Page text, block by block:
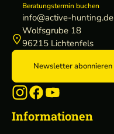
Beratungstermin buchen
info@active-hunting.de
Wolfsgrube 18
96215 Lichtenfels
Newsletter abonnieren
Informationen